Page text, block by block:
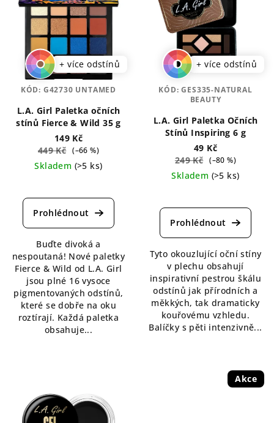
+ více odstínů
L.A. Girl Paletka očních
stínů Fierce & Wild 35 g
149 Kč
449 Kč (–66 %)
Skladem (>5 ks)
hodnocení
produktu
z
5
hvězdiček.
Buďte divoká a
nespoutaná! Nové paletky
Fierce & Wild od L.A. Girl
jsou plné 16 vysoce
pigmentovaných odstínů,
které se dobře na oku
roztírají. Každá paletka
obsahuje...
KÓD: G42730 UNTAMED
+ více odstínů
L.A. Girl Paletka Očních
Stínů Inspiring 6 g
49 Kč
249 Kč (–80 %)
Skladem (>5 ks)
hodnocení
produktu
z
5
hvězdiček.
Tyto okouzlující oční stíny
v plechu obsahují
inspirativní pestrou škálu
odstínů jak přírodních a
měkkých, tak dramaticky
kouřovému vzhledu.
Balíčky s pěti intenzivně...
KÓD:GES335-NATURAL
BEAUTY
Akce